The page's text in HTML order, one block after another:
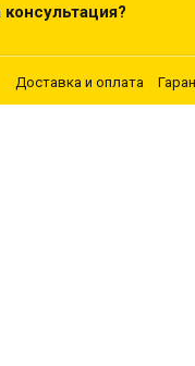
Доставка и оплата